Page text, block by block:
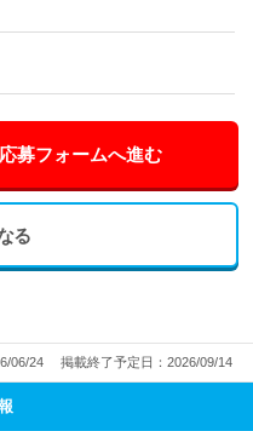
募フォームへ進む
る
06/24 掲載終了予定日：2026/09/14